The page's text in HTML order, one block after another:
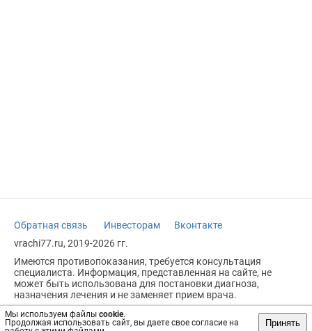
Мы используем файлы cookie.
Продолжая использовать сайт, вы даете свое согласие на
Принять
Обратная связь Инвесторам
Вконтакте
vrachi77.ru, 2019-2026 гг.
Имеются противопоказания, требуется консультация
специалиста. Информация, представленная на сайте, не
может быть использована для постановки диагноза,
назначения лечения и не заменяет прием врача.
Возрастное ограничение: 18+